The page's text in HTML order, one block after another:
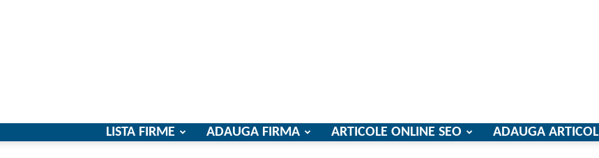
LISTA FIRME ADAUGA FIRMA ARTICOLE ONLINE SEO ADAUGA ARTICOL